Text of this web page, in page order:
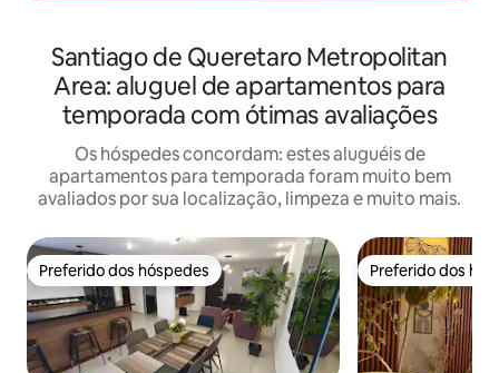
Santiago de Queretaro Metropolitan
Area: aluguel de apartamentos para
temporada com ótimas avaliações
Os hóspedes concordam: estes aluguéis de
apartamentos para temporada foram muito bem
avaliados por sua localização, limpeza e muito mais.
Preferido dos hóspedes
Preferido dos hóspedes Preferido dos
Preferido dos